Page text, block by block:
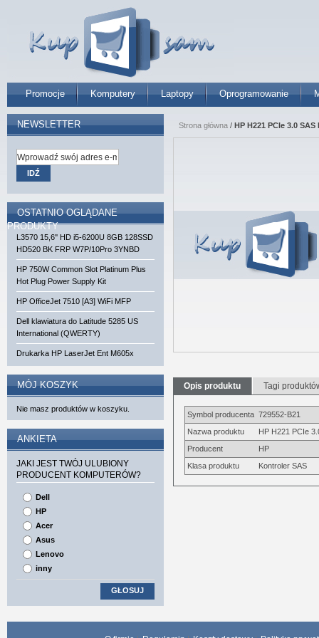
Promocje Komputery Laptopy Oprogramowanie
Strona główna / HP H221 PCIe 3.0 SAS
Opis produktu Tagi
Symbol producenta 729552-B21
Nazwa produktu
HP H221 PCIe
Producent
HP
Klasa produktu
Kontroler SAS
NEWSLETTER
IDŹ
OSTATNIO OGLĄDANE
PRODUKTY
L3570 15,6'' HD i5-6200U 8GB 128SSD
HD520 BK FRP W7P/10Pro 3YNBD
HP 750W Common Slot Platinum Plus
Hot Plug Power Supply Kit
HP OfficeJet 7510 [A3] WiFi MFP
Dell klawiatura do Latitude 5285 US
International (QWERTY)
Drukarka HP LaserJet Ent M605x
MÓJ KOSZYK
Nie masz produktów w koszyku.
ANKIETA
JAKI JEST TWÓJ ULUBIONY
PRODUCENT KOMPUTERÓW?
Dell
HP
Acer
Asus
Lenovo
inny
GŁOSUJ